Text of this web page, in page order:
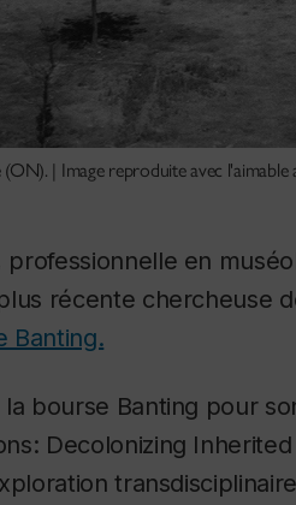
| Image reproduite avec
professionnelle en
récente chercheuse
Banting.
la bourse Banting pour
Decolonizing